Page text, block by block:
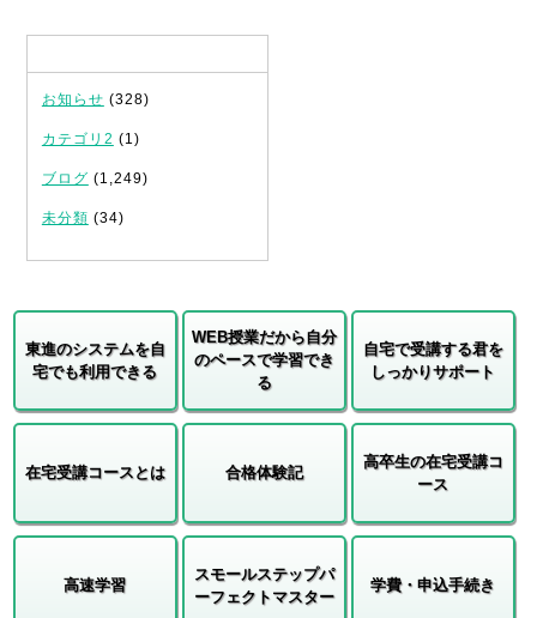
お知らせ (328)
カテゴリ2 (1)
ブログ (1,249)
未分類 (34)
東進のシステムを自
宅でも利用できる
WEB授業だから自分
のペースで学習でき
る
自宅で受講する君を
しっかりサポート
在宅受講コースとは 合格体験記
高卒生の在宅受講コ
ース
高速学習
スモールステップパ
ーフェクトマスター
学費・申込手続き